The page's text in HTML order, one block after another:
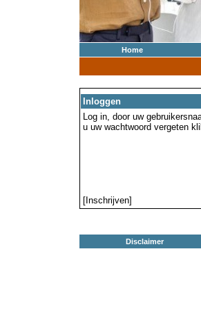
Home
Inloggen
Log in, door uw
u uw wachtwoord vergeten
[Inschrijven]
Disclaimer